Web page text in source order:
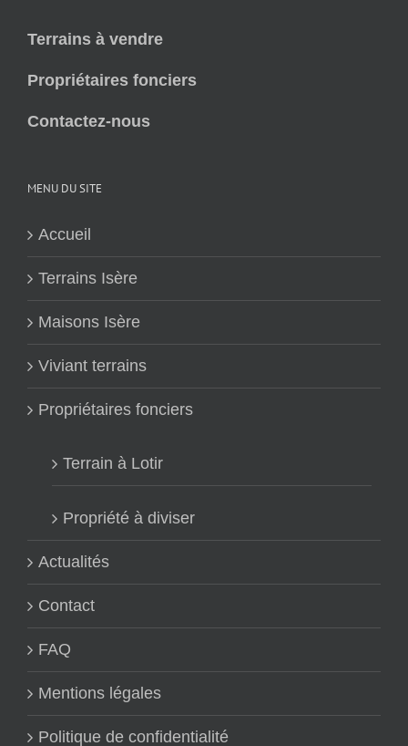
Terrains à vendre
Propriétaires fonciers
Contactez-nous
MENU DU SITE
Accueil
Terrains Isère
Maisons Isère
Viviant terrains
Propriétaires fonciers
Terrain à Lotir
Propriété à diviser
Actualités
Contact
FAQ
Mentions légales
Politique de confidentialité